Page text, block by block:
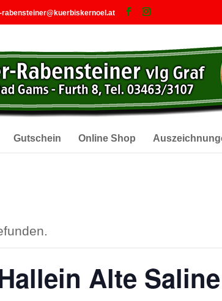
Gutschein Online Shop
Alte Saline